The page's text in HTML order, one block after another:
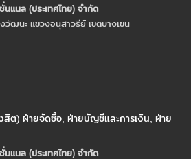
แนล (ประเทศไทย) จํากัด
ฒนะ แขวงอนุสาวรีย์ เขตบางเขน
สิต) ฝ่ายจัดซื้อ, ฝ่ายบัญชีและการเงิน, ฝ่าย
แนล (ประเทศไทย) จํากัด